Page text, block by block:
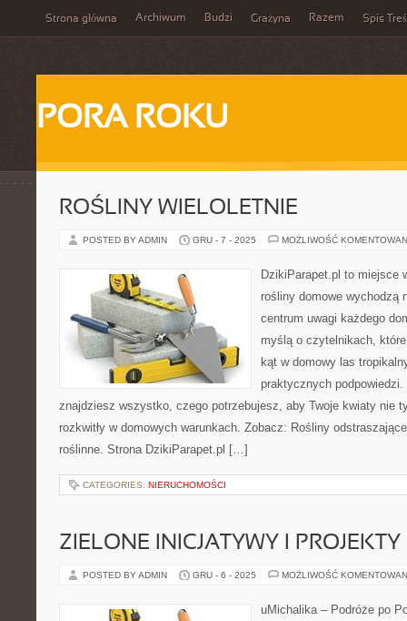
Strona główna Archiwum Budzi Grażyna Razem Spis
PORA ROKU
ROŚLINY WIELOLETNIE
POSTED BY ADMIN GRU - 7 - 2025 MOŻLIWOŚĆ
DzikiParapet.pl to miejsce
rośliny domowe wychodzą
centrum uwagi każdego
myślą o czytelnikach,
kąt w domowy las
praktycznych
znajdziesz wszystko, czego potrzebujesz, aby Twoje kwiaty nie
rozkwitły w domowych warunkach. Zobacz: Rośliny
roślinne. Strona DzikiParapet.pl […]
CATEGORIES: NIERUCHOMOŚCI
ZIELONE INICJATYWY I
POSTED BY ADMIN GRU - 6 - 2025 MOŻLIWOŚĆ
uMichalika – Podróże po